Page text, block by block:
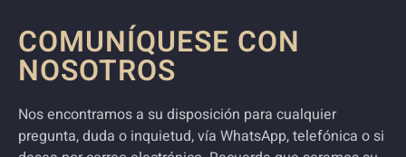
COMUNÍQUESE CON
NOSOTROS
Nos encontramos a su disposición para cualquier
pregunta, duda o inquietud, vía WhatsApp, telefónica o si